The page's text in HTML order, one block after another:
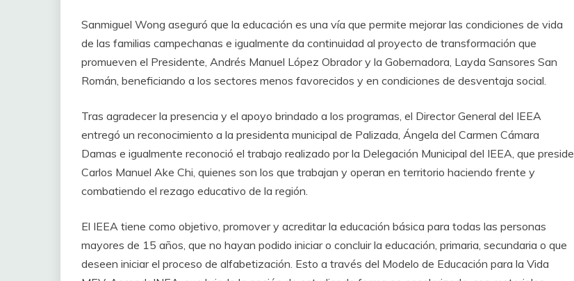
Sanmiguel Wong aseguró que la educación es una vía que permite mejorar las condiciones de vida
de las familias campechanas e igualmente da continuidad al proyecto de transformación que
promueven el Presidente, Andrés Manuel López Obrador y la Gobernadora, Layda Sansores San
Román, beneficiando a los sectores menos favorecidos y en condiciones de desventaja social.
Tras agradecer la presencia y el apoyo brindado a los programas, el Director General del IEEA
entregó un reconocimiento a la presidenta municipal de Palizada, Ángela del Carmen Cámara
Damas e igualmente reconoció el trabajo realizado por la Delegación Municipal del IEEA, que preside
Carlos Manuel Ake Chi, quienes son los que trabajan y operan en territorio haciendo frente y
combatiendo el rezago educativo de la región.
El IEEA tiene como objetivo, promover y acreditar la educación básica para todas las personas
mayores de 15 años, que no hayan podido iniciar o concluir la educación, primaria, secundaria o que
deseen iniciar el proceso de alfabetización. Esto a través del Modelo de Educación para la Vida